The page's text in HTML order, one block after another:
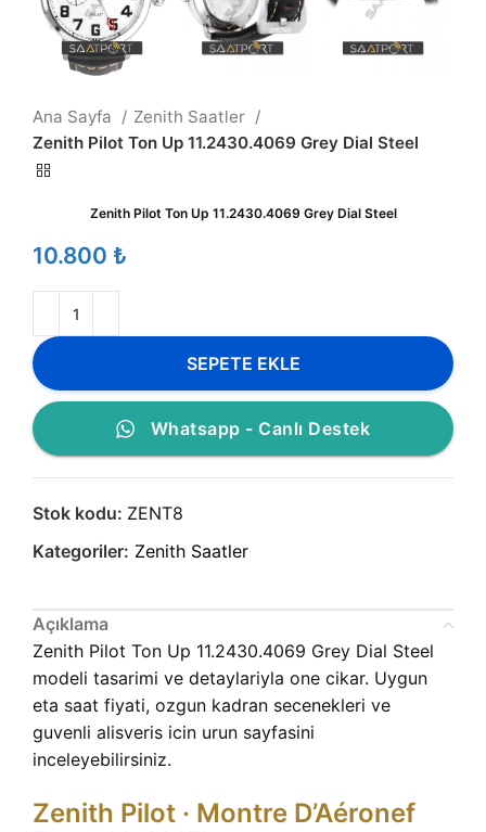
Ana Sayfa
Zenith Saatler
Zenith Pilot Ton Up 11.2430.4069 Grey Dial Steel
Zenith Pilot Ton Up 11.2430.4069 Grey Dial Steel
₺
SEPETE EKLE
Whatsapp - Canlı Destek
Stok kodu: ZENT8
Kategoriler: Zenith Saatler
Açıklama
Zenith Pilot Ton Up 11.2430.4069 Grey Dial Steel
modeli tasarimi ve detaylariyla one cikar. Uygun
eta saat fiyati, ozgun kadran secenekleri ve
guvenli alisveris icin urun sayfasini
inceleyebilirsiniz.
Zenith Pilot · Montre D’Aéronef